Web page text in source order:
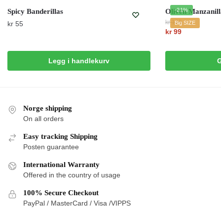
Spicy Banderillas
kr 55
Legg i handlekurv
-21%
Big SIZE
Oliven
kr 125
Opprinnelig
var:
kr99
pris
Norge shipping
On all orders
Easy tracking Shipping
Posten guarantee
International Warranty
Offered in the country of usage
100% Secure Checkout
PayPal / MasterCard / Visa /VIPPS